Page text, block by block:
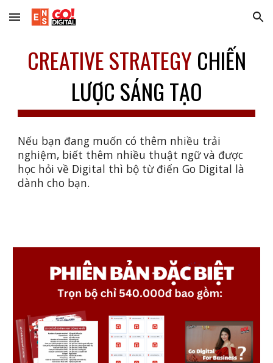
Skip to main content Skip to navigation
CREATIVE STRATEGY CHIẾN
LƯỢC SÁNG TẠO
Nếu bạn đang muốn có thêm nhiều trải
nghiệm, biết thêm nhiều thuật ngữ và được
học hỏi về Digital thì bộ từ điển Go Digital là
dành cho bạn.